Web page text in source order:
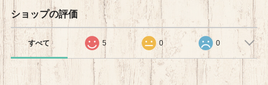
ショップの評価
すべて 5 0 0